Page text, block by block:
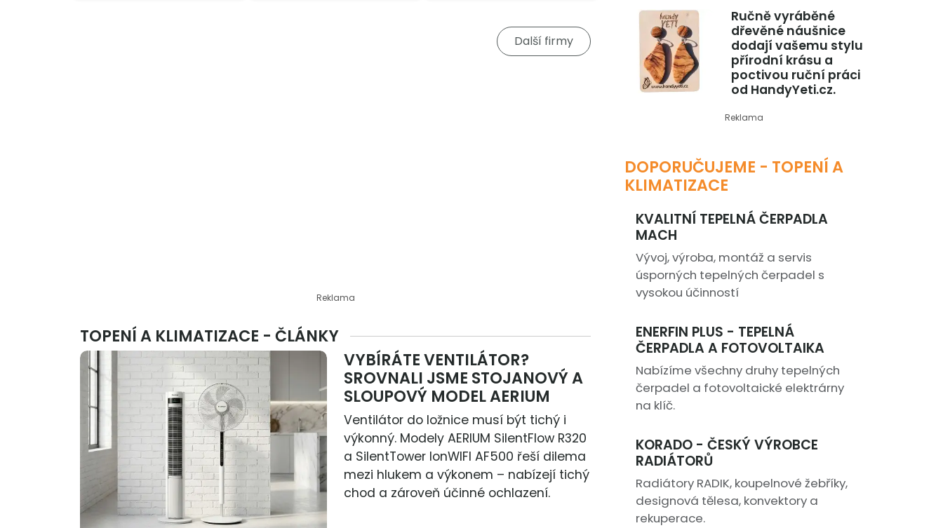
Další firmy
Reklama
TOPENÍ A KLIMATIZACE - ČLÁNKY
VYBÍRÁTE VENTILÁTOR?
SROVNALI JSME STOJANOVÝ A
SLOUPOVÝ MODEL AERIUM
Ventilátor do ložnice musí být tichý i
výkonný. Modely AERIUM SilentFlow R320
a SilentTower IonWIFI AF500 řeší dilema
mezi hlukem a výkonem – nabízejí tichý
chod a zároveň účinné ochlazení.
Ručně vyráběné
dřevěné náušnice
dodají vašemu stylu
přírodní krásu a
poctivou ruční práci
od HandyYeti.cz.
Reklama
DOPORUČUJEME - TOPENÍ A
KLIMATIZACE
KVALITNÍ TEPELNÁ ČERPADLA
MACH
Vývoj, výroba, montáž a servis
úsporných tepelných čerpadel s
vysokou účinností
ENERFIN PLUS - TEPELNÁ
ČERPADLA A FOTOVOLTAIKA
Nabízíme všechny druhy tepelných
čerpadel a fotovoltaické elektrárny
na klíč.
KORADO - ČESKÝ VÝROBCE
RADIÁTORŮ
Radiátory RADIK, koupelnové žebříky,
designová tělesa, konvektory a
rekuperace.